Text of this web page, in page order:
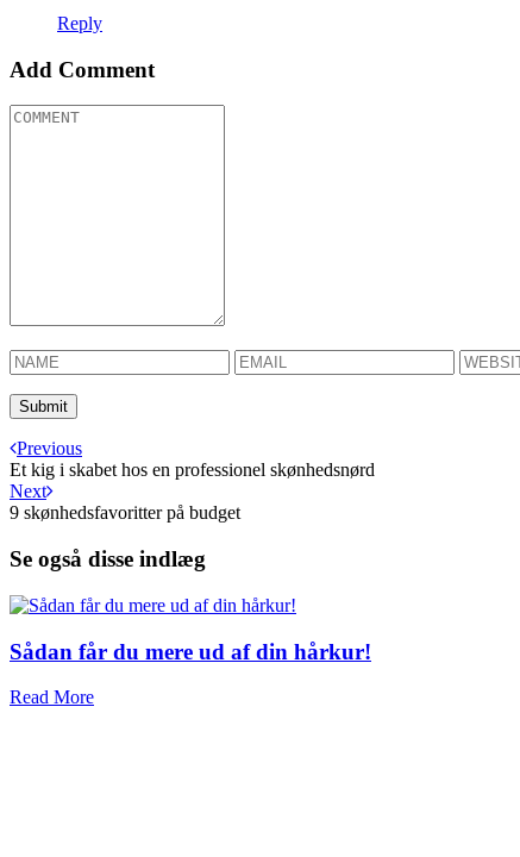
Reply
Add Comment
Previous
Et kig i skabet hos en professionel skønhedsnørd
Next
9 skønhedsfavoritter på budget
Se også disse indlæg
Sådan får du mere ud af din hårkur!
Read More